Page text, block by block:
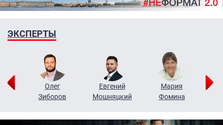
ЭКСПЕРТЫ
Олег
Зиборов
Евгений
Мошняцкий
Мария
Фомина